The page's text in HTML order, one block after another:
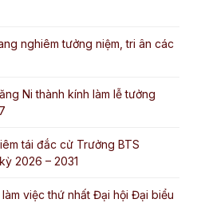
nghiêm tưởng niệm, tri ân các
Ni thành kính làm lễ tưởng
tái đắc cử Trưởng BTS
2026 – 2031
việc thứ nhất Đại hội Đại biểu